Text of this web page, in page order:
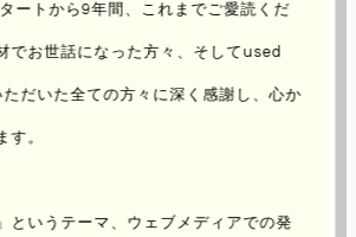
ートから9年間、これまでご愛読くだ
でお世話になった方々、 そしてused
だいた全ての方々に深く感謝し、心か
す。
というテーマ、ウェブメディアでの発
VOL.1